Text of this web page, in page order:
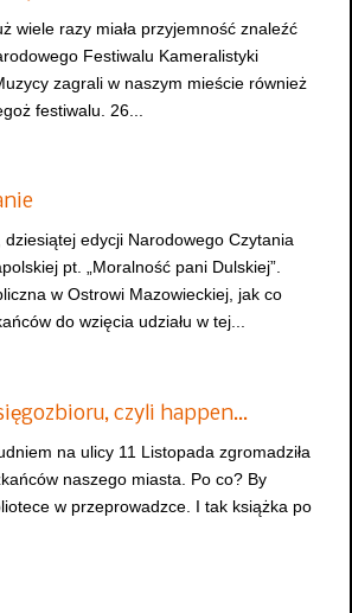
wiele razy miała przyjemność znaleźć
Festiwalu Kameralistyki
zagrali w naszym mieście również
festiwalu. 26...
edycji Narodowego Czytania
pt. „Moralność pani Dulskiej”.
w Ostrowi Mazowieckiej, jak co
do wzięcia udziału w tej...
czyli happen…
na ulicy 11 Listopada zgromadziła
naszego miasta. Po co? By
w przeprowadzce. I tak książka po